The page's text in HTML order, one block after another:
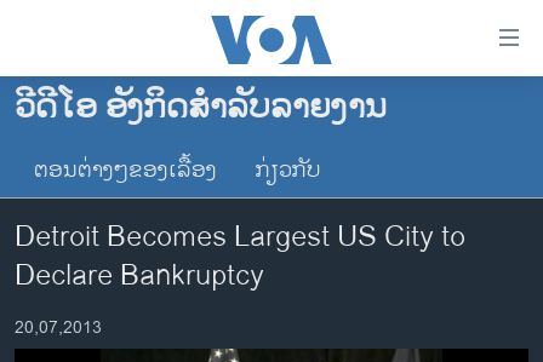
ເຂົ້າ
ຂ້າມ
ຂ້າມ
ໄປ
ຫາ
ຊອກ
ຄົ້ນ
ໂຮມເພຈ
ລາວ
ການເລືອກຕັ້ງ ປະທານາທີບໍດີ ສະຫະລັດ 2024
ໂລກ
ວີດີໂອ ອັງກິດສຳລັບລາຍງານ
ຕອນຕ່າງໆຂອງເລື້ອງ ກ່ຽວກັບ
Detroit Becomes Largest US City to
Declare Bankruptcy
20,07,2013